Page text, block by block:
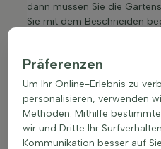
dann müssen Sie die
Sie mit dem Beschneiden
5 gute Gründe,
kaufen
Dieser Osmanthus
Sie produziert weiße
Duft verströmen. Daher
Präferenzen
Um Ihr Online-Erlebnis zu
personalisieren, verwenden
Methoden. Mithilfe
wir und Dritte Ihr
Kommunikation besser auf